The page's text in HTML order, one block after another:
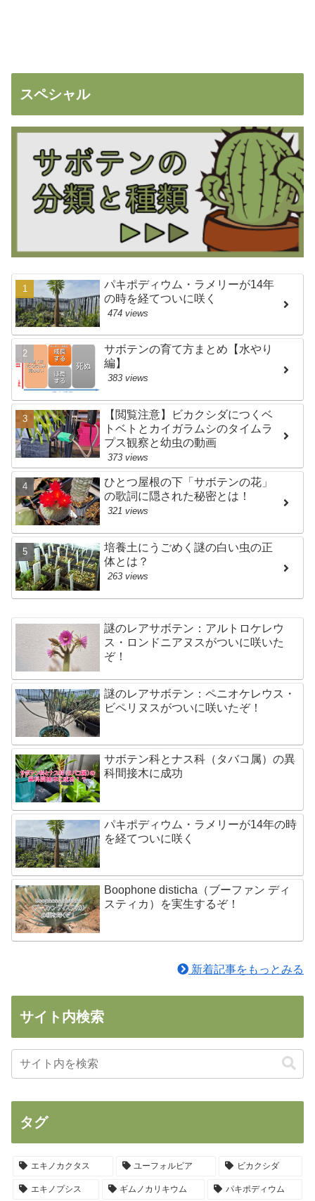
スペシャル
パキポディウム・ラメリーが14年
の時を経てついに咲く
474 views
サボテンの育て方まとめ【水やり
編】
383 views
【閲覧注意】ビカクシダにつくベ
トベトとカイガラムシのタイムラ
プス観察と幼虫の動画
373 views
ひとつ屋根の下「サボテンの花」
の歌詞に隠された秘密とは！
321 views
培養土にうごめく謎の白い虫の正
体とは？
263 views
謎のレアサボテン：アルトロケレウ
ス・ロンドニアヌスがついに咲いた
ぞ！
謎のレアサボテン：ペニオケレウス・
ビペリヌスがついに咲いたぞ！
サボテン科とナス科（タバコ属）の異
科間接木に成功
パキポディウム・ラメリーが14年の時
を経てついに咲く
Boophone disticha（ブーファン ディ
スティカ）を実生するぞ！
新着記事をもっとみる
サイト内検索
タグ
エキノカクタス ユーフォルビア ビカクシダ
エキノプシス ギムノカリキウム パキポディウム